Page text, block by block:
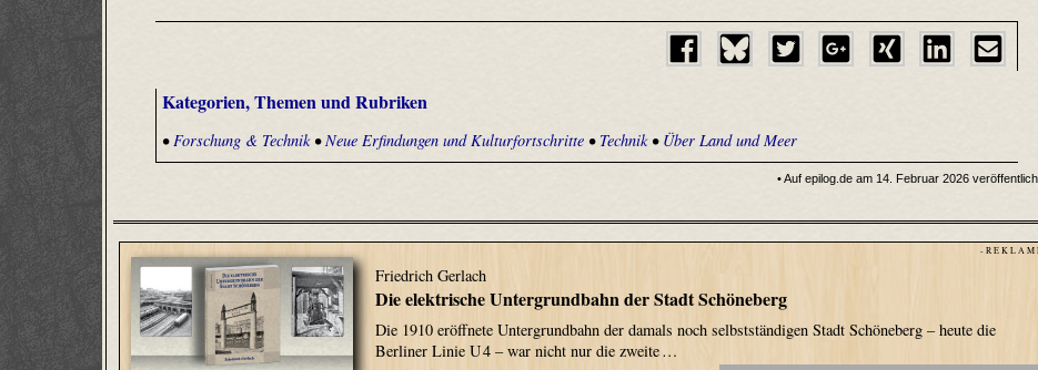
Kategorien, Themen und Rubriken
•Forschung & Technik•Neue Erfindungen und Kulturfortschritte • Technik• Über Land und Meer
• Auf epilog.de am 14. Februar 2026
- R E K L A M
Friedrich Gerlach
Die elektrische Untergrundbahn der Stadt Schöneberg
Die 1910 eröffnete Untergrundbahn der damals noch selbstständigen Stadt Schöneberg – heute die
Berliner Linie U 4 – war nicht nur die zweite …